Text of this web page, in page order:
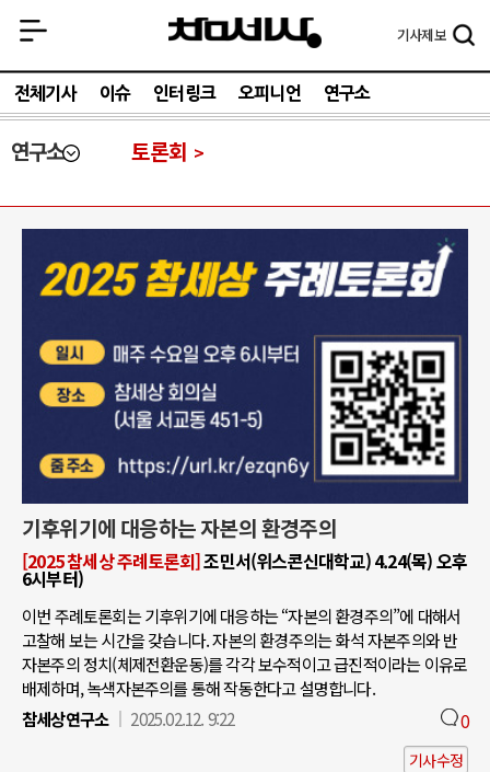
기사제보
전체기사 이슈 인터링크 오피니언 연구소
연구소 토론회
기후위기에 대응하는 자본의 환경주의
[2025 참세상 주례토론회]조민서(위스콘신대학교) 4.24(목) 오후
6시부터)
이번 주례토론회는 기후위기에 대응하는 “자본의 환경주의”에 대해서
고찰해 보는 시간을 갖습니다. 자본의 환경주의는 화석 자본주의와 반
자본주의 정치(체제전환운동)를 각각 보수적이고 급진적이라는 이유로
배제하며, 녹색자본주의를 통해 작동한다고 설명합니다.
참세상연구소
2025.02.12. 9:22 0
기사수정